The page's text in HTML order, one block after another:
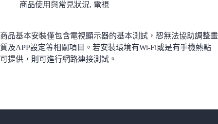
商品使用與常見狀況, 電視
商品基本安裝僅包含電視顯示器的基本測試，恕無法協助調整畫
質及APP設定等相關項目。若安裝環境有Wi-Fi或是有手機熱點
可提供，則可進行網路連接測試。